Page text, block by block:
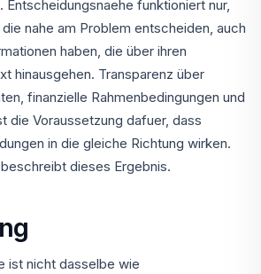
Entscheidungsnaehe funktioniert nur,
nahe am Problem entscheiden, auch
haben, die über ihren
hinausgehen. Transparenz über
finanzielle Rahmenbedingungen und
die Voraussetzung dafuer, dass
in die gleiche Richtung wirken.
beschreibt dieses Ergebnis.
ist nicht dasselbe wie